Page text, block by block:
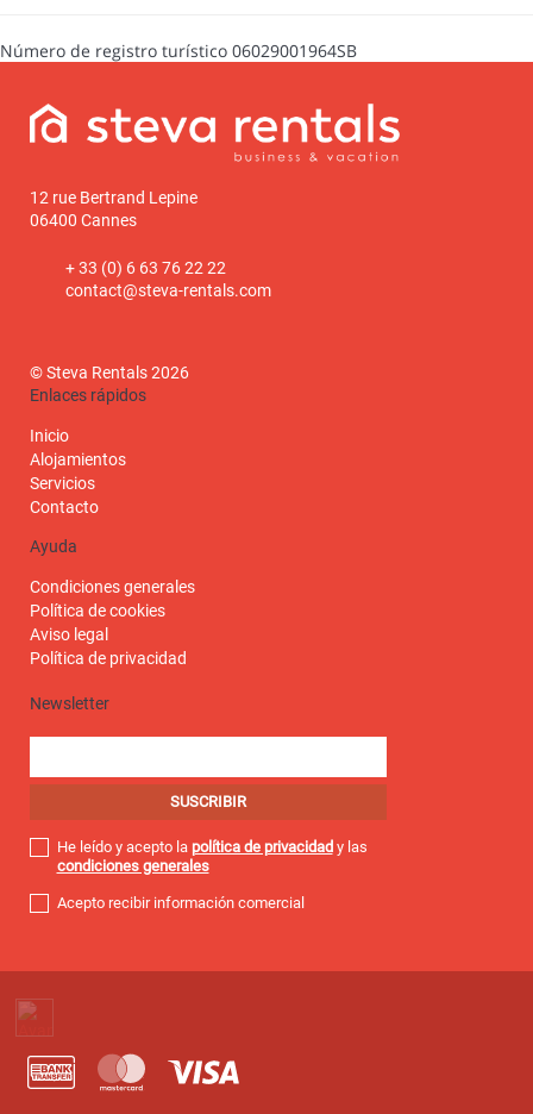
Número de registro turístico 06029001964SB
12 rue Bertrand Lepine
06400 Cannes
+ 33 (0) 6 63 76 22 22
contact@steva-rentals.com
© Steva Rentals 2026
Enlaces rápidos
Inicio
Alojamientos
Servicios
Contacto
Ayuda
Condiciones generales
Política de cookies
Aviso legal
Política de privacidad
Newsletter
He leído y acepto la política de privacidad y las
condiciones generales
Acepto recibir información comercial